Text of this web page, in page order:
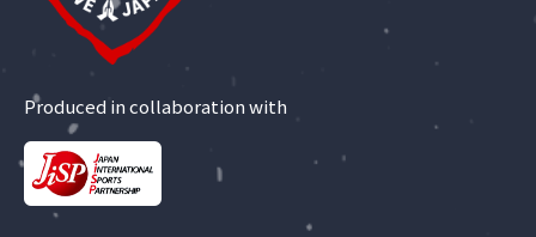
Produced in collaboration with